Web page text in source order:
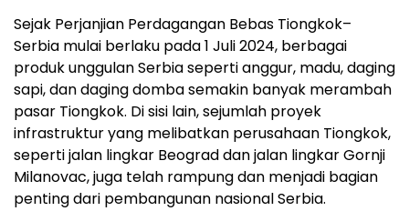
Sejak Perjanjian Perdagangan Bebas Tiongkok–
Serbia mulai berlaku pada 1 Juli 2024, berbagai
produk unggulan Serbia seperti anggur, madu, daging
sapi, dan daging domba semakin banyak merambah
pasar Tiongkok. Di sisi lain, sejumlah proyek
infrastruktur yang melibatkan perusahaan Tiongkok,
seperti jalan lingkar Beograd dan jalan lingkar Gornji
Milanovac, juga telah rampung dan menjadi bagian
penting dari pembangunan nasional Serbia.